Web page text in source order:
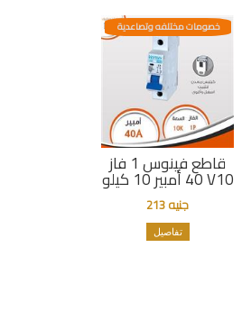
قاطع فينوس 1 فاز
40 أمبير 10 كيلو V10
خصومات مختلفه وتصاعدية
جنيه 213
تفاصيل